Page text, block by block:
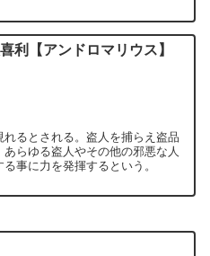
利【アンドロマリウス】
るとされる。盗人を捕らえ盗品
らゆる盗人やその他の邪悪な人
事に力を発揮するという。